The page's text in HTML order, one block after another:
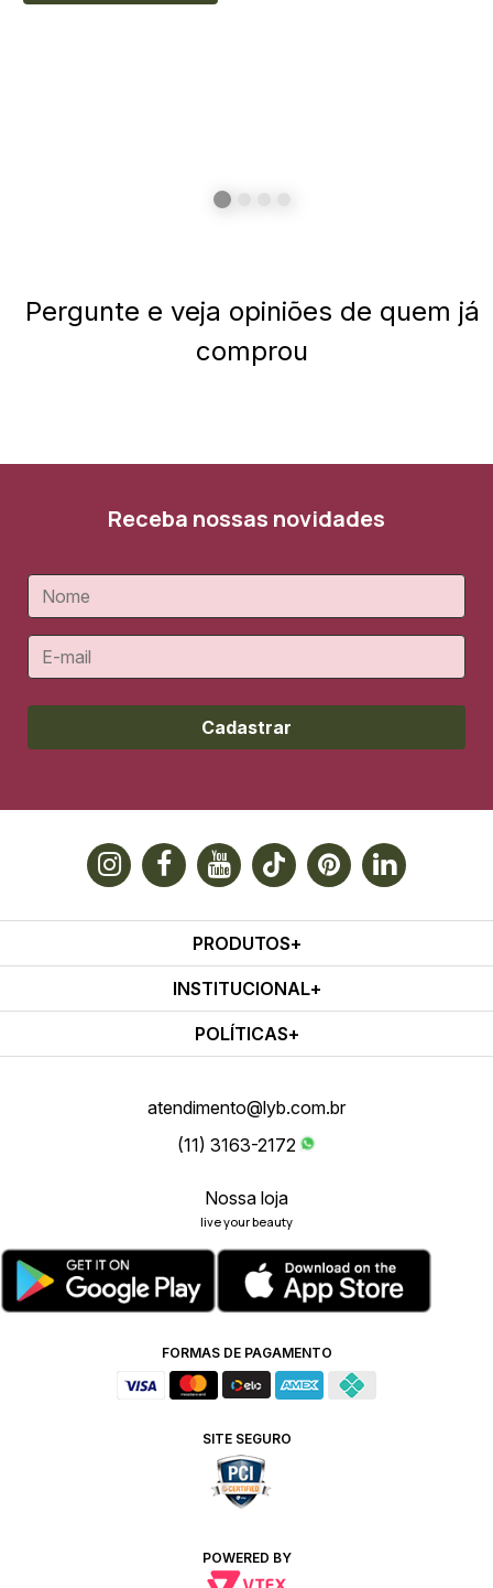
Pergunte e veja opiniões de quem já
comprou
Receba nossas novidades
Cadastrar
PRODUTOS
INSTITUCIONAL
POLÍTICAS
atendimento@lyb.com.br
(11) 3163-2172
Nossa loja
live your beauty
FORMAS DE PAGAMENTO
SITE SEGURO
POWERED BY